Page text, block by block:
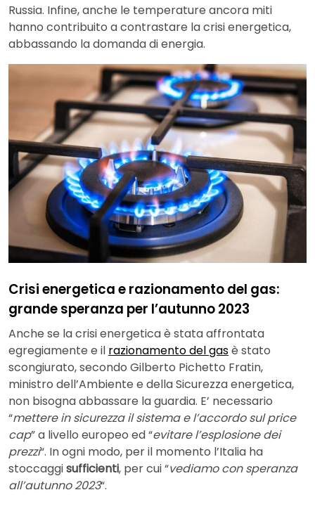
Russia. Infine, anche le temperature ancora miti
hanno contribuito a contrastare la crisi energetica,
abbassando la domanda di energia.
Crisi energetica e razionamento del gas:
grande speranza per l’autunno 2023
Anche se la crisi energetica è stata affrontata
egregiamente e il razionamento del gasè stato
scongiurato, secondo Gilberto Pichetto Fratin,
ministro dell’Ambiente e della Sicurezza energetica,
non bisogna abbassare la guardia. E’ necessario
“mettere in sicurezza il sistema e l’accordo sul price
cap” a livello europeo ed “evitare l’esplosione dei
prezzi“. In ogni modo, per il momento l’Italia ha
stoccaggisufficienti, per cui “vediamo con speranza
all’autunno 2023“.